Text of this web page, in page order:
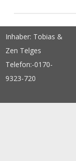
Inhaber: Tobias &
Zen Telges
Telefon:-0170-
9323-720